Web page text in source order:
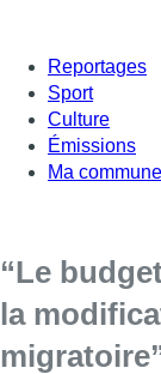
Reportages
Sport
Culture
Émissions
Ma commune
“Le
la